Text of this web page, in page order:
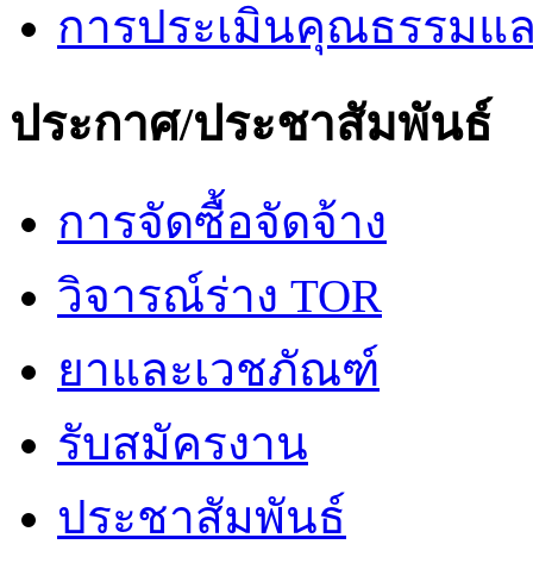
การประเมินคุณธรรมแ
ประกาศ/ประชาสัมพันธ์
การจัดซื้อจัดจ้าง
วิจารณ์ร่าง TOR
ยาและเวชภัณฑ์
รับสมัครงาน
ประชาสัมพันธ์